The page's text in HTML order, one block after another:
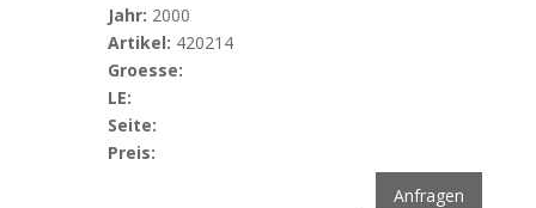
Jahr: 2000
Artikel: 420214
Groesse:
LE:
Seite:
Preis:
Anfragen